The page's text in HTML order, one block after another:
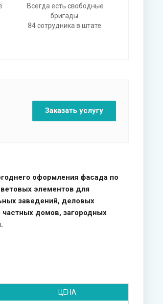
Всегда есть свободные
бригады.
84 сотрудника в штате.
Заказать услугу
оформления фасада по
элементов для
заведений, деловых
частных домов, загородных
ЦЕНА